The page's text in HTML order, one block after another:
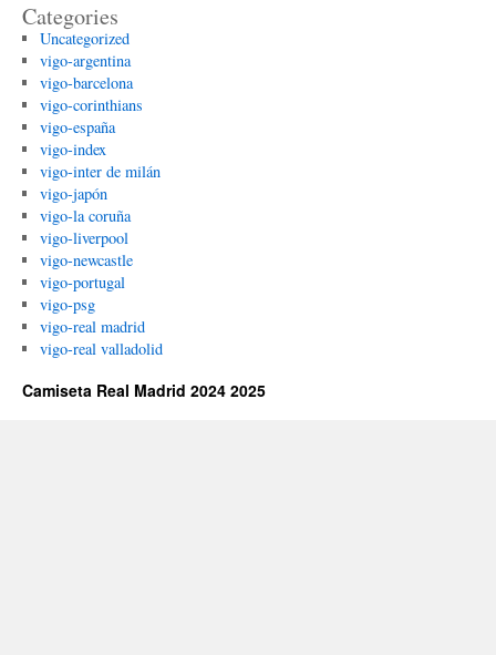
Categories
Uncategorized
vigo-argentina
vigo-barcelona
vigo-corinthians
vigo-españa
vigo-index
vigo-inter de milán
vigo-japón
vigo-la coruña
vigo-liverpool
vigo-newcastle
vigo-portugal
vigo-psg
vigo-real madrid
vigo-real valladolid
Camiseta Real Madrid 2024 2025